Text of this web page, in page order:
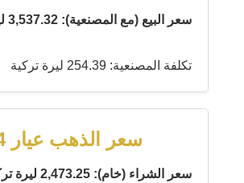
سعر البيع (مع المصنعية): 3,537.32 ليرة تركية
تكلفة المصنعية: 254.39 ليرة تركية
سعر الذهب عيار 14
سعر الشراء (خام): 2,473.25 ليرة تركية